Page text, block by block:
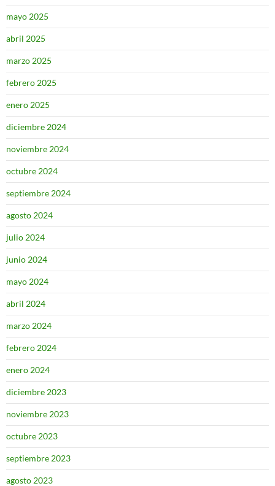
mayo 2025
abril 2025
marzo 2025
febrero 2025
enero 2025
diciembre 2024
noviembre 2024
octubre 2024
septiembre 2024
agosto 2024
julio 2024
junio 2024
mayo 2024
abril 2024
marzo 2024
febrero 2024
enero 2024
diciembre 2023
noviembre 2023
octubre 2023
septiembre 2023
agosto 2023